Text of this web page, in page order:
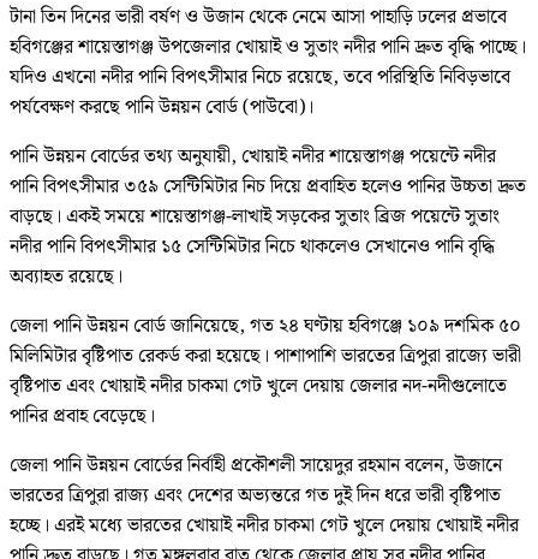
টানা তিন দিনের ভারী বর্ষণ ও উজান থেকে নেমে আসা পাহাড়ি ঢলের প্রভাবে
হবিগঞ্জের শায়েস্তাগঞ্জ উপজেলার খোয়াই ও সুতাং নদীর পানি দ্রুত বৃদ্ধি পাচ্ছে।
যদিও এখনো নদীর পানি বিপৎসীমার নিচে রয়েছে, তবে পরিস্থিতি নিবিড়ভাবে
পর্যবেক্ষণ করছে পানি উন্নয়ন বোর্ড (পাউবো)।
পানি উন্নয়ন বোর্ডের তথ্য অনুযায়ী, খোয়াই নদীর শায়েস্তাগঞ্জ পয়েন্টে নদীর
পানি বিপৎসীমার ৩৫৯ সেন্টিমিটার নিচ দিয়ে প্রবাহিত হলেও পানির উচ্চতা দ্রুত
বাড়ছে। একই সময়ে শায়েস্তাগঞ্জ-লাখাই সড়কের সুতাং ব্রিজ পয়েন্টে সুতাং
নদীর পানি বিপৎসীমার ১৫ সেন্টিমিটার নিচে থাকলেও সেখানেও পানি বৃদ্ধি
অব্যাহত রয়েছে।
জেলা পানি উন্নয়ন বোর্ড জানিয়েছে, গত ২৪ ঘণ্টায় হবিগঞ্জে ১০৯ দশমিক ৫০
মিলিমিটার বৃষ্টিপাত রেকর্ড করা হয়েছে। পাশাপাশি ভারতের ত্রিপুরা রাজ্যে ভারী
বৃষ্টিপাত এবং খোয়াই নদীর চাকমা গেট খুলে দেয়ায় জেলার নদ-নদীগুলোতে
পানির প্রবাহ বেড়েছে।
জেলা পানি উন্নয়ন বোর্ডের নির্বাহী প্রকৌশলী সায়েদুর রহমান বলেন, উজানে
ভারতের ত্রিপুরা রাজ্য এবং দেশের অভ্যন্তরে গত দুই দিন ধরে ভারী বৃষ্টিপাত
হচ্ছে। এরই মধ্যে ভারতের খোয়াই নদীর চাকমা গেট খুলে দেয়ায় খোয়াই নদীর